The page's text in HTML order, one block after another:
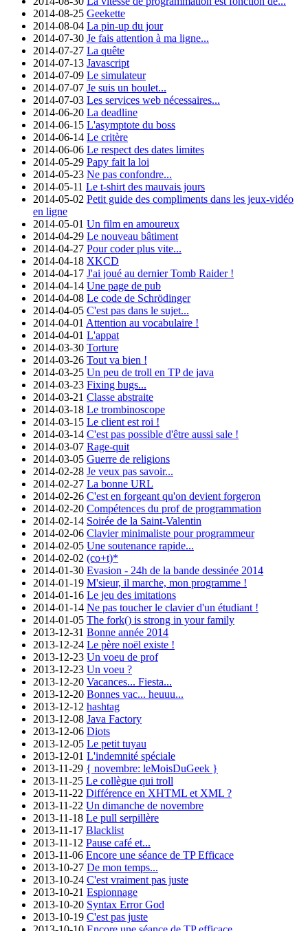
2014-08-25 Geekette
2014-08-04 La pin-up du jour
2014-07-30 Je fais attention à ma ligne...
2014-07-27 La quête
2014-07-13 Javascript
2014-07-09 Le simulateur
2014-07-07 Je suis un boulet...
2014-07-03 Les services web nécessaires...
2014-06-20 La deadline
2014-06-15 L'asymptote du boss
2014-06-14 Le critère
2014-06-06 Le respect des dates limites
2014-05-29 Papy fait la loi
2014-05-23 Ne pas confondre...
2014-05-11 Le t-shirt des mauvais jours
2014-05-02 Petit guide des compliments dans les jeux-vidéo
en ligne
2014-05-01 Un film en amoureux
2014-04-29 Le nouveau bâtiment
2014-04-27 Pour coder plus vite...
2014-04-18 XKCD
2014-04-17 J'ai joué au dernier Tomb Raider !
2014-04-14 Une page de pub
2014-04-08 Le code de Schrödinger
2014-04-05 C'est pas dans le sujet...
2014-04-01 Attention au vocabulaire !
2014-04-01 L'appat
2014-03-30 Torture
2014-03-26 Tout va bien !
2014-03-25 Un peu de troll en TP de java
2014-03-23 Fixing bugs...
2014-03-21 Classe abstraite
2014-03-18 Le trombinoscope
2014-03-15 Le client est roi !
2014-03-14 C'est pas possible d'être aussi sale !
2014-03-07 Rage-quit
2014-03-05 Guerre de religions
2014-02-28 Je veux pas savoir...
2014-02-27 La bonne URL
2014-02-26 C'est en forgeant qu'on devient forgeron
2014-02-20 Compétences du prof de programmation
2014-02-14 Soirée de la Saint-Valentin
2014-02-06 Clavier minimaliste pour programmeur
2014-02-05 Une soutenance rapide...
2014-02-02 (co+t)*
2014-01-30 Evasion - 24h de la bande dessinée 2014
2014-01-19 M'sieur, il marche, mon programme !
2014-01-16 Le jeu des imitations
2014-01-14 Ne pas toucher le clavier d'un étudiant !
2014-01-05 The fork() is strong in your family
2013-12-31 Bonne année 2014
2013-12-24 Le père noël existe !
2013-12-23 Un voeu de prof
2013-12-23 Un voeu ?
2013-12-20 Vacances... Fiesta...
2013-12-20 Bonnes vac... heuuu...
2013-12-12 hashtag
2013-12-08 Java Factory
2013-12-06 Diots
2013-12-05 Le petit tuyau
2013-12-01 L'indemnité spéciale
2013-11-29 { novembre: leMoisDuGeek }
2013-11-25 Le collègue qui troll
2013-11-22 Différence en XHTML et XML ?
2013-11-22 Un dimanche de novembre
2013-11-18 Le pull serpillère
2013-11-17 Blacklist
2013-11-12 Pause café et...
2013-11-06 Encore une séance de TP Efficace
2013-10-27 De mon temps...
2013-10-24 C'est vraiment pas juste
2013-10-21 Espionnage
2013-10-20 Syntax Error God
2013-10-19 C'est pas juste